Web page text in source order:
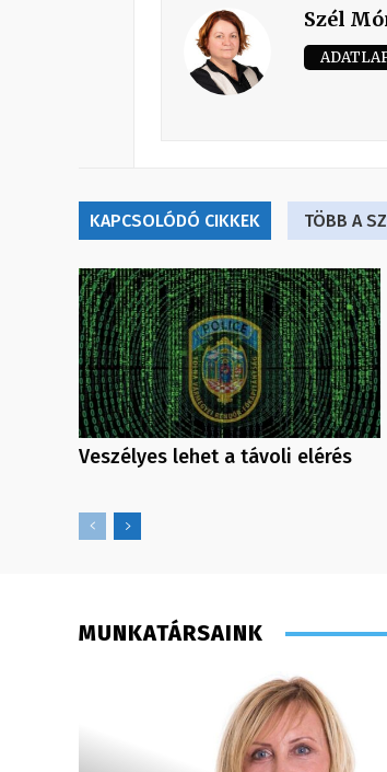
Szél
KAPCSOLÓDÓ CIKKEK TÖBB A
Veszélyes lehet a távoli elérés
MUNKATÁRSAINK